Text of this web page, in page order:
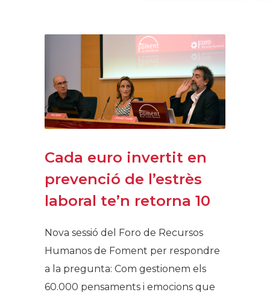
Cada euro invertit en
prevenció de l’estrès
laboral te’n retorna 10
Nova sessió del Foro de Recursos
Humanos de Foment per respondre
a la pregunta: Com gestionem els
60.000 pensaments i emocions que